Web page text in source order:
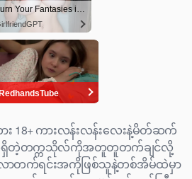
း 18+ ကားလန်းလန်းလေးနဲ့မိတ်ဆက်
စ်သူရှိတဲ့တက္ကသိုလ်ကိုအတူတူတက်ချင်လို့
တက်ရင်းအကိုဖြစ်သူနဲ့တစ်အိမ်ထဲမှာ